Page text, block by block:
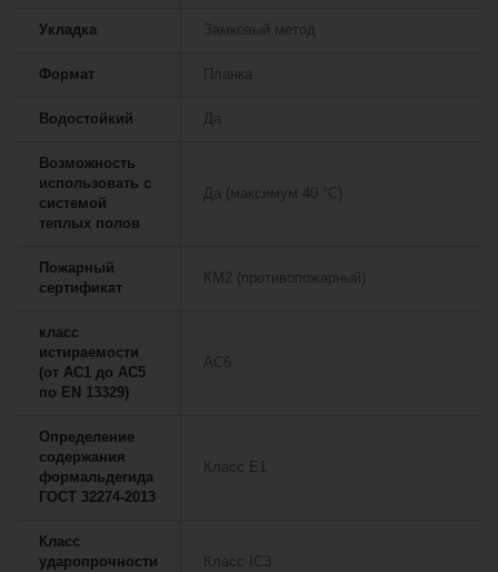
Укладка Замковый метод
Формат Планка
Водостойкий Да
Возможность
использовать с
системой
теплых полов
Да (максимум 40 °C)
Пожарный
сертификат
КМ2 (противопожарный)
класс
истираемости
(от АС1 до АС5
по EN 13329)
АС6
Определение
содержания
формальдегида
ГОСТ 32274-2013
Класс E1
Класс
ударопрочности
Класс IC3